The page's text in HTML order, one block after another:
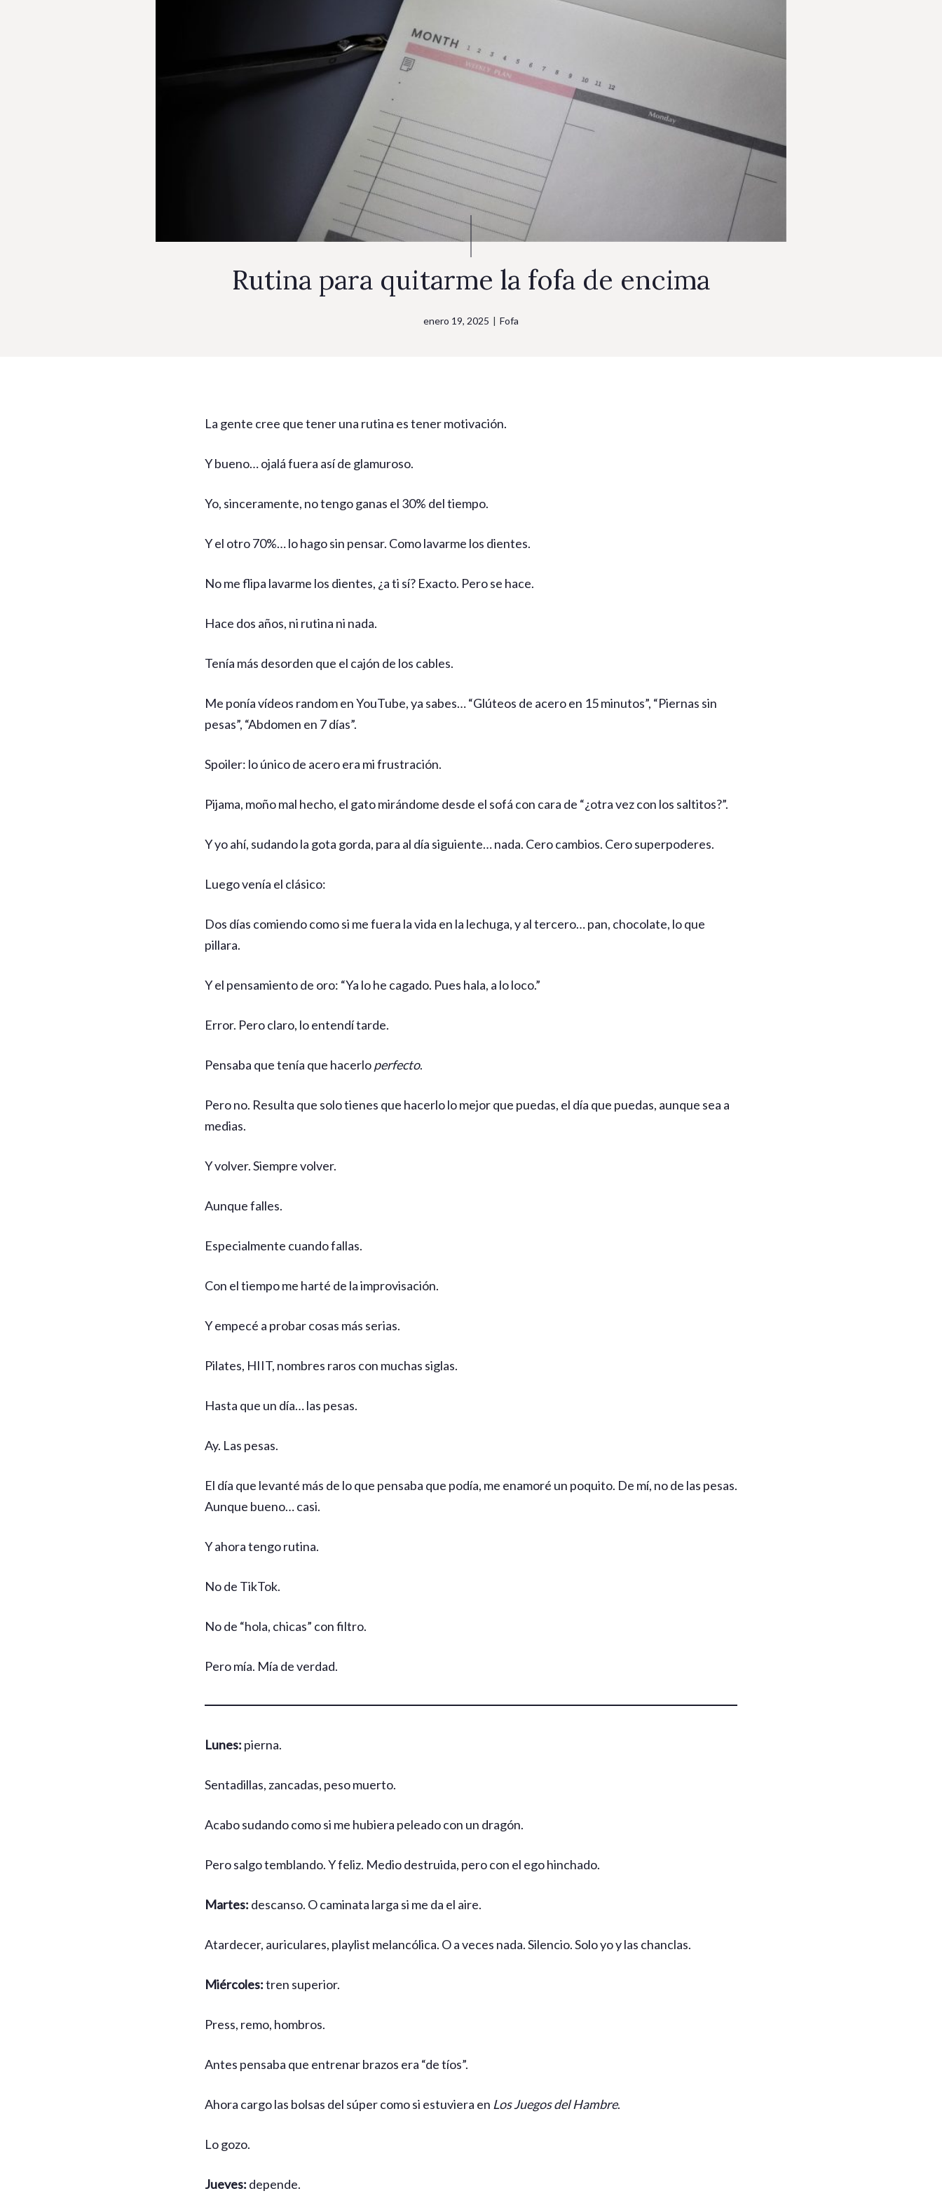
Rutina para quitarme la fofa de encima
enero 19, 2025 | Fofa
La gente cree que tener una rutina es tener motivación.
Y bueno… ojalá fuera así de glamuroso.
Yo, sinceramente, no tengo ganas el 30% del tiempo.
Y el otro 70%… lo hago sin pensar. Como lavarme los dientes.
No me flipa lavarme los dientes, ¿a ti sí? Exacto. Pero se hace.
Hace dos años, ni rutina ni nada.
Tenía más desorden que el cajón de los cables.
Me ponía vídeos random en YouTube, ya sabes… “Glúteos de acero en 15 minutos”, “Piernas sin
pesas”, “Abdomen en 7 días”.
Spoiler: lo único de acero era mi frustración.
Pijama, moño mal hecho, el gato mirándome desde el sofá con cara de “¿otra vez con los saltitos?”.
Y yo ahí, sudando la gota gorda, para al día siguiente… nada. Cero cambios. Cero superpoderes.
Luego venía el clásico:
Dos días comiendo como si me fuera la vida en la lechuga, y al tercero… pan, chocolate, lo que
pillara.
Y el pensamiento de oro: “Ya lo he cagado. Pues hala, a lo loco.”
Error. Pero claro, lo entendí tarde.
Pensaba que tenía que hacerloperfecto.
Pero no. Resulta que solo tienes que hacerlo lo mejor que puedas, el día que puedas, aunque sea a
medias.
Y volver. Siempre volver.
Aunque falles.
Especialmente cuando fallas.
Con el tiempo me harté de la improvisación.
Y empecé a probar cosas más serias.
Pilates, HIIT, nombres raros con muchas siglas.
Hasta que un día… las pesas.
Ay. Las pesas.
El día que levanté más de lo que pensaba que podía, me enamoré un poquito. De mí, no de las pesas.
Aunque bueno… casi.
Y ahora tengo rutina.
No de TikTok.
No de “hola, chicas” con filtro.
Pero mía. Mía de verdad.
Lunes: pierna.
Sentadillas, zancadas, peso muerto.
Acabo sudando como si me hubiera peleado con un dragón.
Pero salgo temblando. Y feliz. Medio destruida, pero con el ego hinchado.
Martes: descanso. O caminata larga si me da el aire.
Atardecer, auriculares, playlist melancólica. O a veces nada. Silencio. Solo yo y las chanclas.
Miércoles:tren superior.
Press, remo, hombros.
Antes pensaba que entrenar brazos era “de tíos”.
Ahora cargo las bolsas del súper como si estuviera en Los Juegos del Hambre.
Lo gozo.
Jueves: depende.